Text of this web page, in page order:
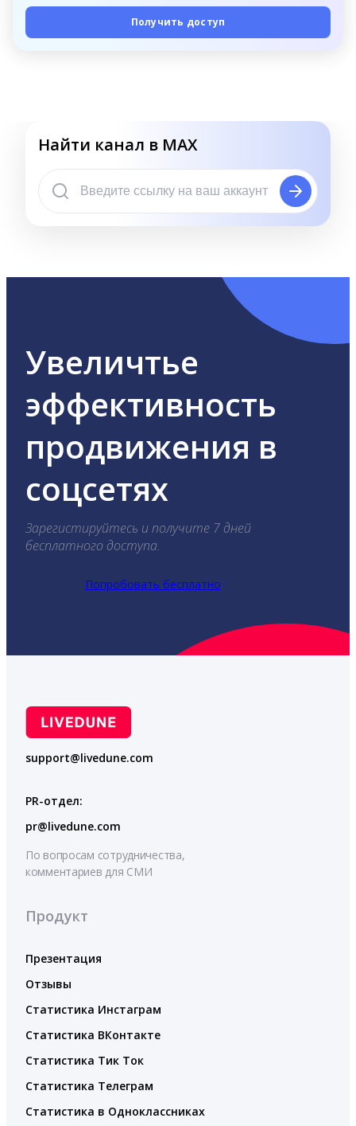
Получить доступ
Найти канал в MAX
Увеличтье
эффективность
продвижения в
соцсетях
Зарегистируйтесь и получите 7 дней
бесплатного доступа.
Попробовать бесплатно
support@livedune.com
PR-отдел:
pr@livedune.com
По вопросам сотрудничества,
комментариев для СМИ
Продукт
Презентация
Отзывы
Статистика Инстаграм
Статистика ВКонтакте
Статистика Тик Ток
Статистика Телеграм
Статистика в Одноклассниках